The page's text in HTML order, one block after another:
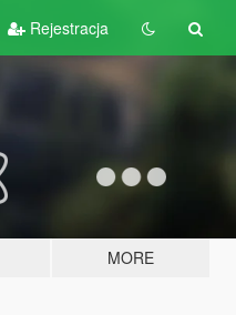
Rejestracja
MORE